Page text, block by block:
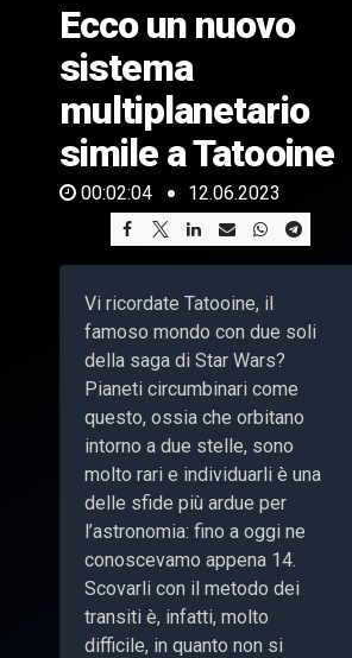
4
seconds
Ecco un nuovo
sistema
multiplanetario
simile a Tatooine
00:02:04 12.06.2023
Vi ricordate Tatooine, il
famoso mondo con due soli
della saga di Star Wars?
Pianeti circumbinari come
questo, ossia che orbitano
intorno a due stelle, sono
molto rari e individuarli è una
delle sfide più ardue per
l’astronomia: fino a oggi ne
conoscevamo appena 14.
Scovarli con il metodo dei
transiti è, infatti, molto
difficile, in quanto non si